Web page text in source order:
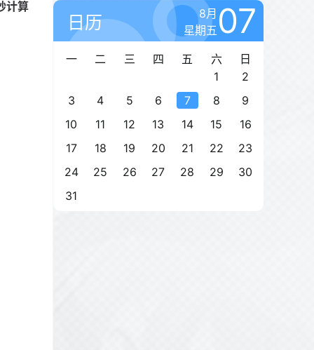
计算
日历
8月
星期五 07
一 二 三 四 五 六
日
1
2
3
4 5 6 7 8
9
10
11 12 13 14 15
16
17
18 19 20 21 22
23
24
25 26 27 28 29
30
31